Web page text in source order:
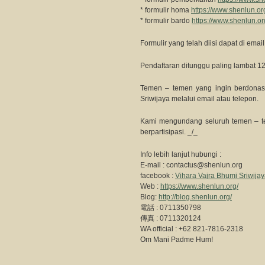
* formulir homa https://
* formulir bardo https://
Formulir yang telah diisi dapat di
Pendaftaran ditunggu paling lambat
Temen – temen yang ingin
Sriwijaya melalui email atau telepon.
Kami mengundang seluruh temen –
berpartisipasi. _/_
Info lebih lanjut hubungi :
E-mail : contactus@shenlun.org
facebook : Vihara Vajra Bhumi
Web : https://www.shenlun.org/
Blog: http://blog.shenlun.org/
電話 : 0711350798
傳真 : 0711320124
WA official : +62 821-7816-2318
Om Mani Padme Hum!